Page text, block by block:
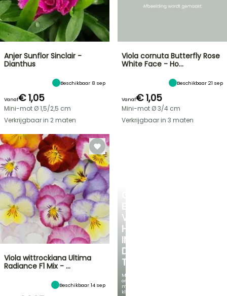
EEN
VERKOELEND
HOEKJE
IN
DE
TUIN
Met
onze
mooiste
klimplanten!
Anjer Sunflor Sinclair -
Dianthus
Beschikbaar 8 sep
Vanaf€ 1,05
Mini-mot Ø 1,5/2,5 cm
Verkrijgbaar in 2 maten
Viola cornuta Butterfly Rose
White Face - Ho…
Beschikbaar 21 sep
Vanaf€ 1,05
Mini-mot Ø 3/4 cm
Verkrijgbaar in 3 maten
Viola wittrockiana Ultima
Radiance F1 Mix - …
Beschikbaar 14 sep